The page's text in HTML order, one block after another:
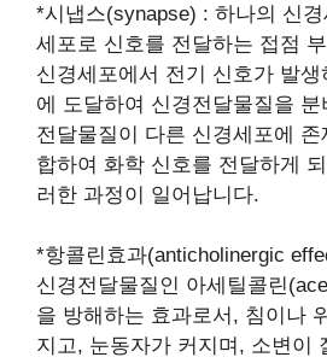
*시냅스(synapse) : 하나의 신
세포로 신호를 전달하는 접점
신경세포에서 전기 신호가 발
에 도달하여 신경전달물질을
전달물질이 다른 신경세포에 존
합하여 화학 신호를 전달하게
러한 과정이 일어납니다.
*항콜린효과(anticholinergic
신경전달물질인 아세틸콜린
을 방해하는 효과로서, 침이나
지고, 눈동자가 커지며, 소변이